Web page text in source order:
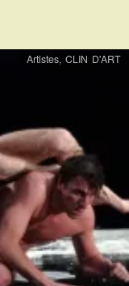
Artistes,CLIN D'ART